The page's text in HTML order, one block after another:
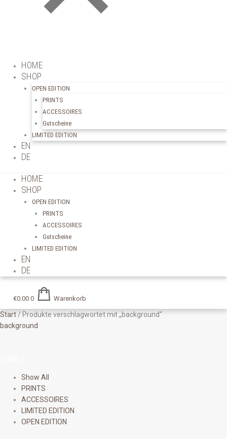
HOME
SHOP
OPEN EDITION
PRINTS
ACCESSOIRES
Gutscheine
LIMITED EDITION
EN
DE
HOME
SHOP
OPEN EDITION
PRINTS
ACCESSOIRES
Gutscheine
LIMITED EDITION
EN
DE
€0.00 0 Warenkorb
Start / Produkte verschlagwortet mit „background“
background
Show All
PRINTS
ACCESSOIRES
LIMITED EDITION
OPEN EDITION